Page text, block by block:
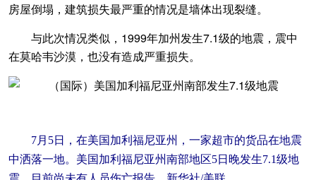
房屋倒塌，建筑损失最严重的情况是墙体出现裂缝。
与此次情况类似，1999年加州发生7.1级的地震，震中
在莫哈韦沙漠，也没有造成严重损失。
7月5日，在美国加利福尼亚州，一家超市的货品在地震
中洒落一地。美国加利福尼亚州南部地区5日晚发生7.1级地